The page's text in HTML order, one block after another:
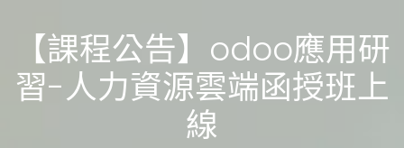
【課程公告】odoo應用研
習-人力資源雲端函授班上
線